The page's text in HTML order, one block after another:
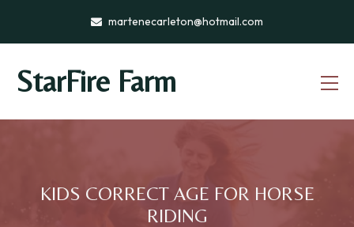
martenecarleton@hotmail.com
StarFire Farm
KIDS CORRECT AGE FOR HORSE
RIDING